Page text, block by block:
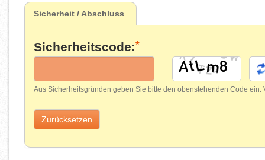
Sicherheit / Abschluss
Sicherheitscode:*
Aus Sicherheitsgründen geben Sie bitte den obenstehenden Code ein.